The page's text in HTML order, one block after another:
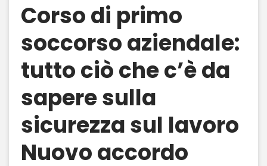
Corso di primo
soccorso aziendale:
tutto ciò che c’è da
sapere sulla
sicurezza sul lavoro
Nuovo accordo